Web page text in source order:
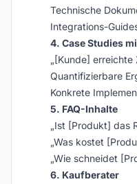
Technische
Integrations-
4. Case Studies
„[Kunde]
Quantifizierbare
Konkrete
5. FAQ-Inhalte
„Ist [Produkt] das
„Was kostet
„Wie schneidet
6. Kaufberater